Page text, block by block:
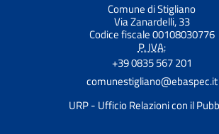
Comune di Stigliano
Via Zanardelli, 33
Codice fiscale 00108030776
P. IVA:
+39 0835 567 201
comunestigliano@ebaspec.it
URP - Ufficio Relazioni con il